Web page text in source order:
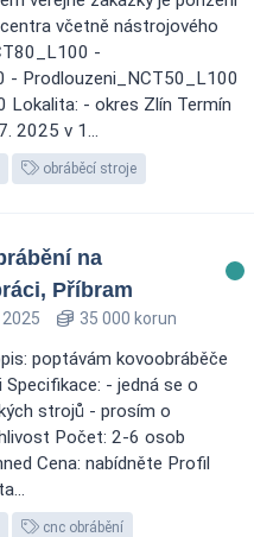
včetně nástrojového
-
- Prodlouzeni_NCT50_L100
Lokalita: - okres Zlín Termín
2025 v 1...
obráběcí stroje
na
Příbram
2025 35 000 korun
poptávám kovoobráběče
- jedná se o
strojů - prosím o
Počet: 2-6 osob
Cena: nabídněte Profil
cnc obrábění